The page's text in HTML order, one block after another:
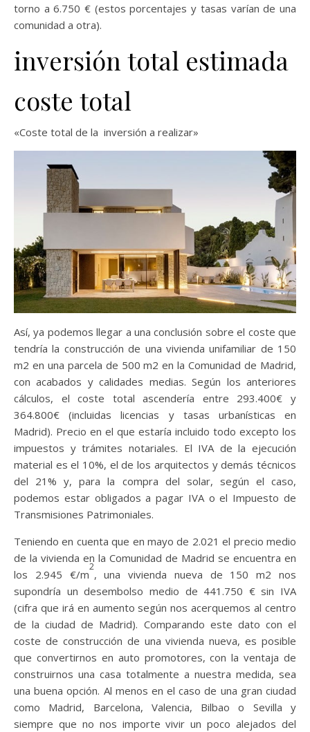
torno a 6.750 € (estos porcentajes y tasas varían de una
comunidad a otra).
inversión total estimada
coste total
«Coste total de la inversión a realizar»
Así, ya podemos llegar a una conclusión sobre el coste que
tendría la construcción de una vivienda unifamiliar de 150
m2 en una parcela de 500 m2 en la Comunidad de Madrid,
con acabados y calidades medias. Según los anteriores
cálculos, el coste total ascendería entre 293.400€ y
364.800€ (incluidas licencias y tasas urbanísticas en
Madrid). Precio en el que estaría incluido todo excepto los
impuestos y trámites notariales. El IVA de la ejecución
material es el 10%, el de los arquitectos y demás técnicos
del 21% y, para la compra del solar, según el caso,
podemos estar obligados a pagar IVA o el Impuesto de
Transmisiones Patrimoniales.
Teniendo en cuenta que en mayo de 2.021 el precio medio
de la vivienda en la Comunidad de Madrid se encuentra en
los 2.945 €/m
2
, una vivienda nueva de 150 m2 nos
supondría un desembolso medio de 441.750 € sin IVA
(cifra que irá en aumento según nos acerquemos al centro
de la ciudad de Madrid). Comparando este dato con el
coste de construcción de una vivienda nueva, es posible
que convertirnos en auto promotores, con la ventaja de
construirnos una casa totalmente a nuestra medida, sea
una buena opción. Al menos en el caso de una gran ciudad
como Madrid, Barcelona, Valencia, Bilbao o Sevilla y
siempre que no nos importe vivir un poco alejados del